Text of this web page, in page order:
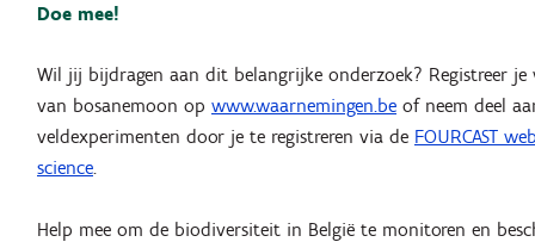
Doe mee!
Wil jij bijdragen aan dit belangrijke onderzoek? Registreer je
van bosanemoon op www.waarnemingen.be of neem deel
veldexperimenten door je te registreren via de FOURCAST
science
Help mee om de biodiversiteit in België te monitoren en